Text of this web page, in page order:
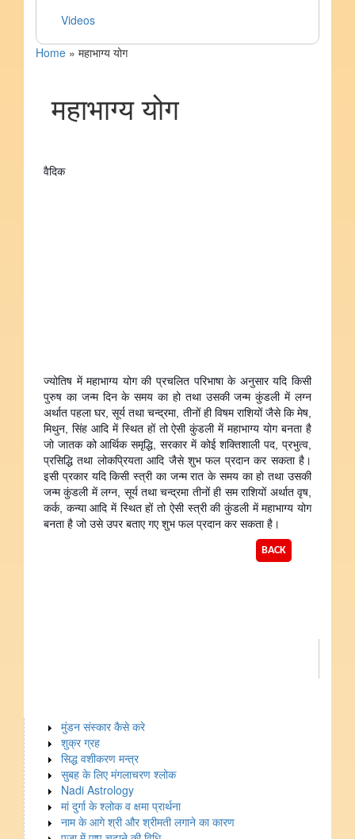
Videos
Home » महाभाग्य योग
महाभाग्य योग
वैदिक
ज्योतिष में महाभाग्य योग की प्रचलित परिभाषा के अनुसार यदि किसी
पुरुष का जन्म दिन के समय का हो तथा उसकी जन्म कुंडली में लग्न
अर्थात पहला घर, सूर्य तथा चन्द्रमा, तीनों ही विषम राशियों जैसे कि मेष,
मिथुन, सिंह आदि में स्थित हों तो ऐसी कुंडली में महाभाग्य योग बनता है
जो जातक को आर्थिक समृद्धि, सरकार में कोई शक्तिशाली पद, प्रभुत्व,
प्रसिद्धि तथा लोकप्रियता आदि जैसे शुभ फल प्रदान कर सकता है।
इसी प्रकार यदि किसी स्त्री का जन्म रात के समय का हो तथा उसकी
जन्म कुंडली में लग्न, सूर्य तथा चन्द्रमा तीनों ही सम राशियों अर्थात वृष,
कर्क, कन्या आदि में स्थित हों तो ऐसी स्त्री की कुंडली में महाभाग्य योग
बनता है जो उसे उपर बताए गए शुभ फल प्रदान कर सकता है।
BACK
मुंडन संस्कार कैसे करे
शुक्र ग्रह
सिद्ध वशीकरण मन्त्र
सुबह के लिए मंगलाचरण श्लोक
Nadi Astrology
मां दुर्गा के श्लोक व क्षमा प्रार्थना
नाम के आगे श्री और श्रीमती लगाने का कारण